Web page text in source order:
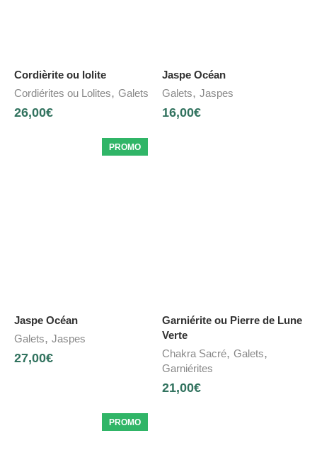
Cordièrite ou Iolite
Cordiérites ou Lolites, Galets
26,00€
Jaspe Océan
Galets, Jaspes
16,00€
PROMO
Jaspe Océan
Galets, Jaspes
27,00€
Garniérite ou Pierre de Lune
Verte
Chakra Sacré, Galets,
Garniérites
21,00€
PROMO